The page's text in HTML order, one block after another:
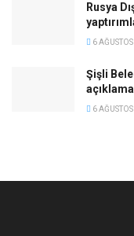
Rusya
6
Şişli
6